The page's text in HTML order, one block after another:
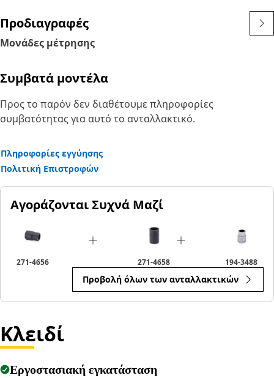
• Shallow length
• 3/8 inch square drive
• Black oxide finish
Προδιαγραφές
Μονάδες μέτρησης
Συμβατά μοντέλα
Προς το παρόν δεν διαθέτουμε πληροφορίες
συμβατότητας για αυτό το ανταλλακτικό.
Πληροφορίες εγγύησης
Πολιτική Επιστροφών
Αγοράζονται Συχνά Μαζί
271-4656 271-4658 194-3488
Προβολή όλων των ανταλλακτικών
Κλειδί
Εργοστασιακή εγκατάσταση